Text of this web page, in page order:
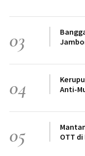
03
04
Anti-
05
OTT